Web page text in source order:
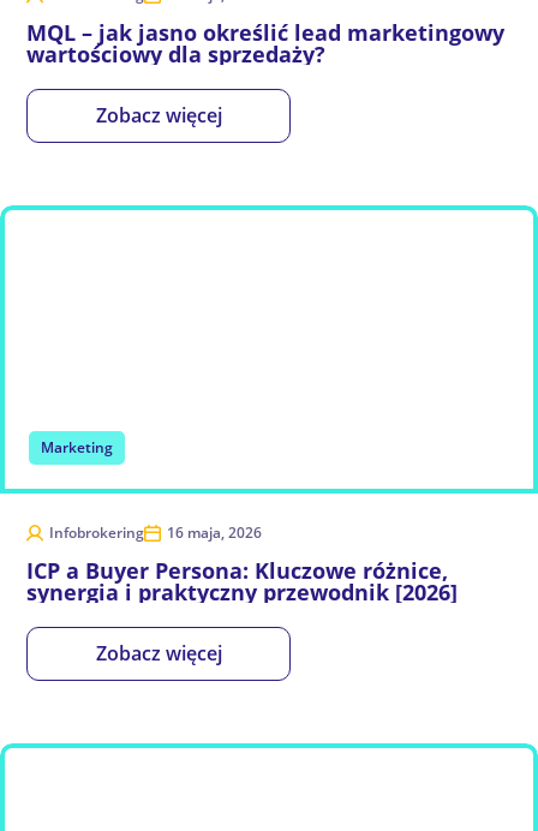
MQL – jak jasno określić lead marketingowy
wartościowy dla sprzedaży?
Zobacz więcej
Marketing
Infobrokering 16 maja, 2026
ICP a Buyer Persona: Kluczowe różnice,
synergia i praktyczny przewodnik [2026]
Zobacz więcej